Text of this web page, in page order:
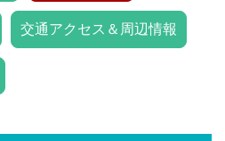
交通アクセス＆周辺情報